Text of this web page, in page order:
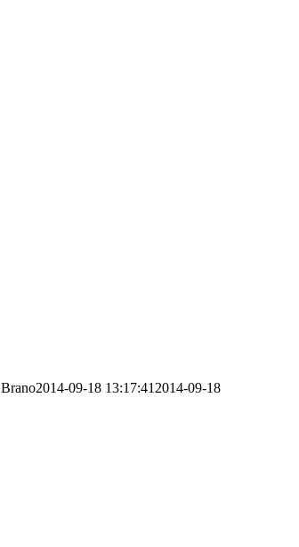
Brano2014-09-18 13:17:41 2014-09-18